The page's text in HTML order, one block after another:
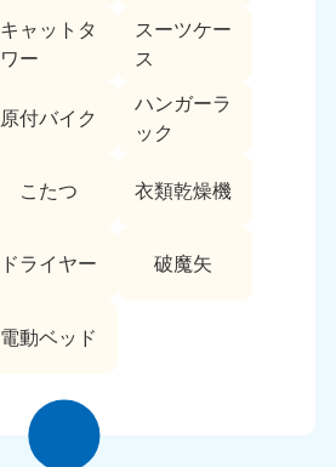
キャットタ
ワー
スーツケー
ス
原付バイク
ハンガーラ
ック
こたつ 衣類乾燥機
ドライヤー 破魔矢
電動ベッド